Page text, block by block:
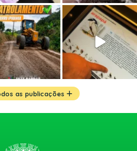
as publicações